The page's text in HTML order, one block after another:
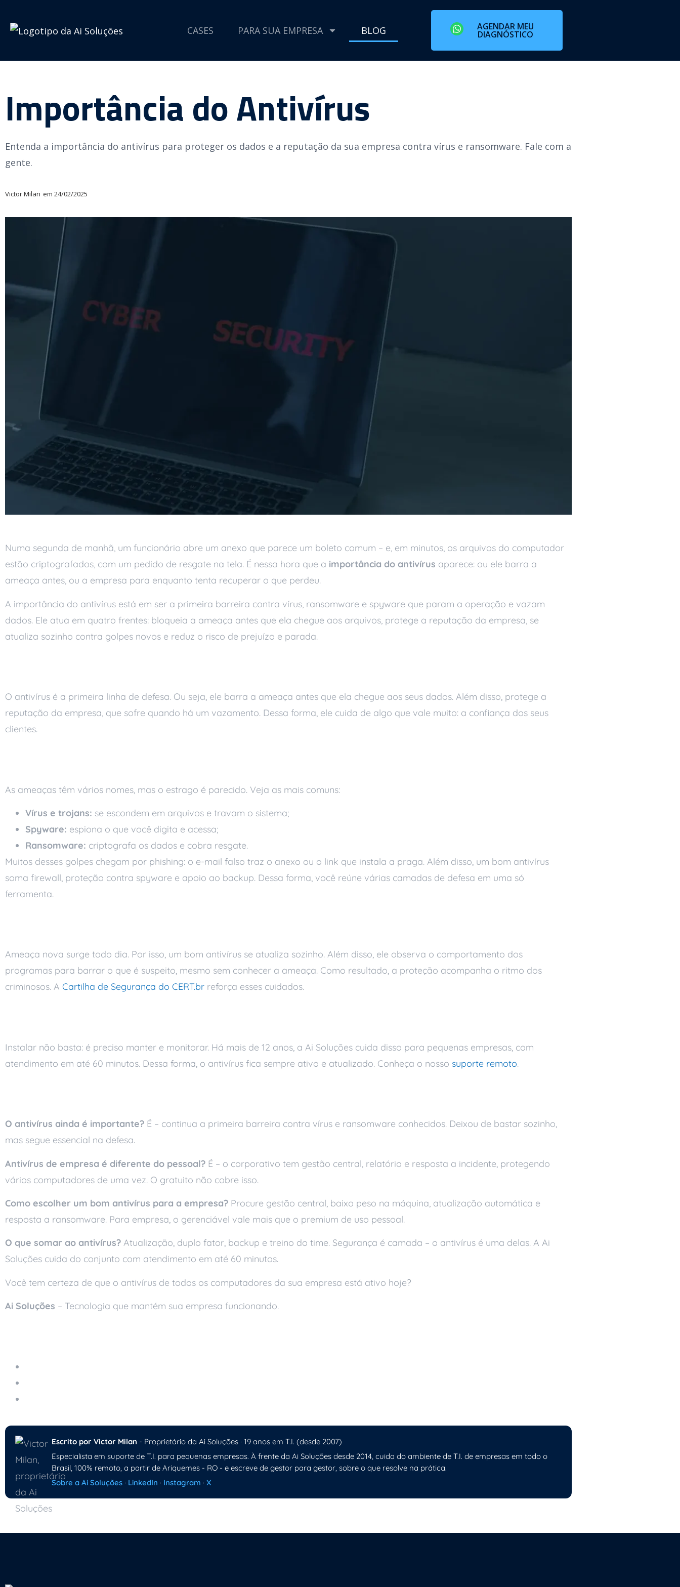
CASES PARA SUA EMPRESA BLOG AGENDAR MEU
DIAGNÓSTICO
Importância do Antivírus
Entenda a importância do antivírus para proteger os dados e a reputação da sua empresa contra vírus e ransomware. Fale com a
gente.
Victor Milan em 24/02/2025
Numa segunda de manhã, um funcionário abre um anexo que parece um boleto comum – e, em minutos, os arquivos do computador
estão criptografados, com um pedido de resgate na tela. É nessa hora que a importância do antivírus aparece: ou ele barra a
ameaça antes, ou a empresa para enquanto tenta recuperar o que perdeu.
A importância do antivírus está em ser a primeira barreira contra vírus, ransomware e spyware que param a operação e vazam
dados. Ele atua em quatro frentes: bloqueia a ameaça antes que ela chegue aos arquivos, protege a reputação da empresa, se
atualiza sozinho contra golpes novos e reduz o risco de prejuízo e parada.
O antivírus é a primeira linha de defesa. Ou seja, ele barra a ameaça antes que ela chegue aos seus dados. Além disso, protege a
reputação da empresa, que sofre quando há um vazamento. Dessa forma, ele cuida de algo que vale muito: a confiança dos seus
clientes.
As ameaças têm vários nomes, mas o estrago é parecido. Veja as mais comuns:
Vírus e trojans: se escondem em arquivos e travam o sistema;
Spyware: espiona o que você digita e acessa;
Ransomware: criptografa os dados e cobra resgate.
Muitos desses golpes chegam por phishing: o e-mail falso traz o anexo ou o link que instala a praga. Além disso, um bom antivírus
soma firewall, proteção contra spyware e apoio ao backup. Dessa forma, você reúne várias camadas de defesa em uma só
ferramenta.
Ameaça nova surge todo dia. Por isso, um bom antivírus se atualiza sozinho. Além disso, ele observa o comportamento dos
programas para barrar o que é suspeito, mesmo sem conhecer a ameaça. Como resultado, a proteção acompanha o ritmo dos
criminosos. A Cartilha de Segurança do CERT.br reforça esses cuidados.
Instalar não basta: é preciso manter e monitorar. Há mais de 12 anos, a Ai Soluções cuida disso para pequenas empresas, com
atendimento em até 60 minutos. Dessa forma, o antivírus fica sempre ativo e atualizado. Conheça o nosso suporte remoto.
O antivírus ainda é importante? É – continua a primeira barreira contra vírus e ransomware conhecidos. Deixou de bastar sozinho,
mas segue essencial na defesa.
Antivírus de empresa é diferente do pessoal? É – o corporativo tem gestão central, relatório e resposta a incidente, protegendo
vários computadores de uma vez. O gratuito não cobre isso.
Como escolher um bom antivírus para a empresa? Procure gestão central, baixo peso na máquina, atualização automática e
resposta a ransomware. Para empresa, o gerenciável vale mais que o premium de uso pessoal.
O que somar ao antivírus? Atualização, duplo fator, backup e treino do time. Segurança é camada – o antivírus é uma delas. A Ai
Soluções cuida do conjunto com atendimento em até 60 minutos.
Você tem certeza de que o antivírus de todos os computadores da sua empresa está ativo hoje?
Ai Soluções – Tecnologia que mantém sua empresa funcionando.
Escrito por Victor Milan - Proprietário da Ai Soluções · 19 anos em T.I. (desde 2007)
Especialista em suporte de T.I. para pequenas empresas. À frente da Ai Soluções desde 2014, cuida do ambiente de T.I. de empresas em todo o
Brasil, 100% remoto, a partir de Ariquemes - RO - e escreve de gestor para gestor, sobre o que resolve na prática.
Sobre a Ai Soluções · LinkedIn · Instagram · X